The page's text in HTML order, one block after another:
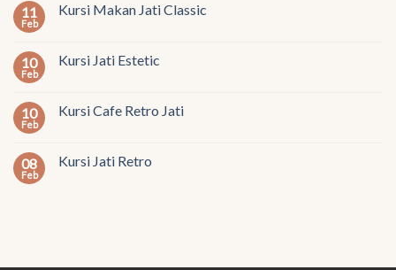
11
Feb
Kursi Makan Jati Classic
10
Feb
Kursi Jati Estetic
10
Feb
Kursi Cafe Retro Jati
08
Feb
Kursi Jati Retro